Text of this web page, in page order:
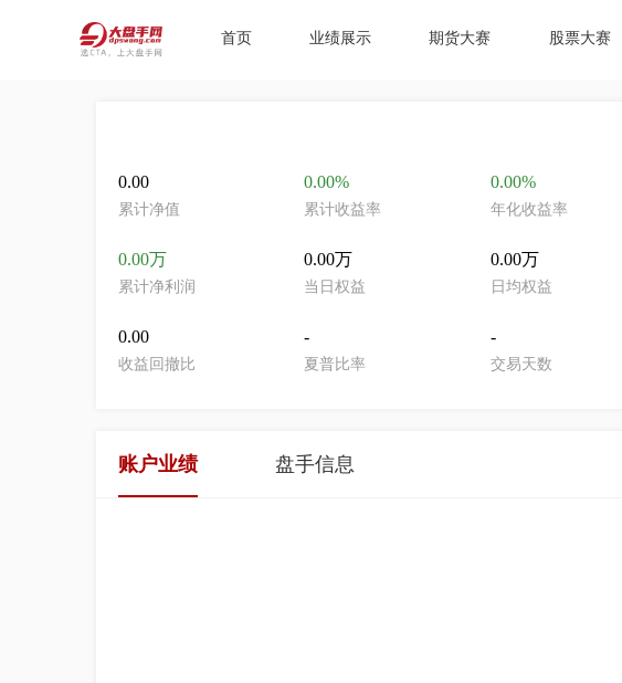
首页 业绩展示 期货大赛 股票大赛
0.00
累计净值
0.00%
累计收益率
0.00%
年化收益率
0.00万
累计净利润
0.00万
当日权益
0.00万
日均权益
0.00
收益回撤比
-
夏普比率
-
交易天数
账户业绩 盘手信息